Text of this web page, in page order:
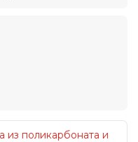
из поликарбоната и